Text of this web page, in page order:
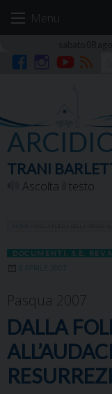
Menu
TRANI
Ascolta il testo
DOCUMENTI S.E.
8 APRILE 2007
Pasqua 2007
DALLA